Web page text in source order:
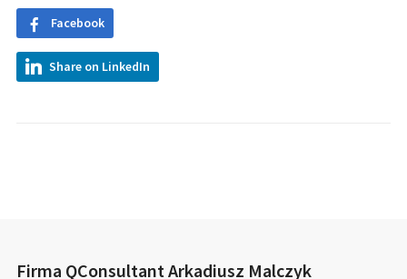
Facebook
Share on LinkedIn
Firma QConsultant Arkadiusz Malczyk